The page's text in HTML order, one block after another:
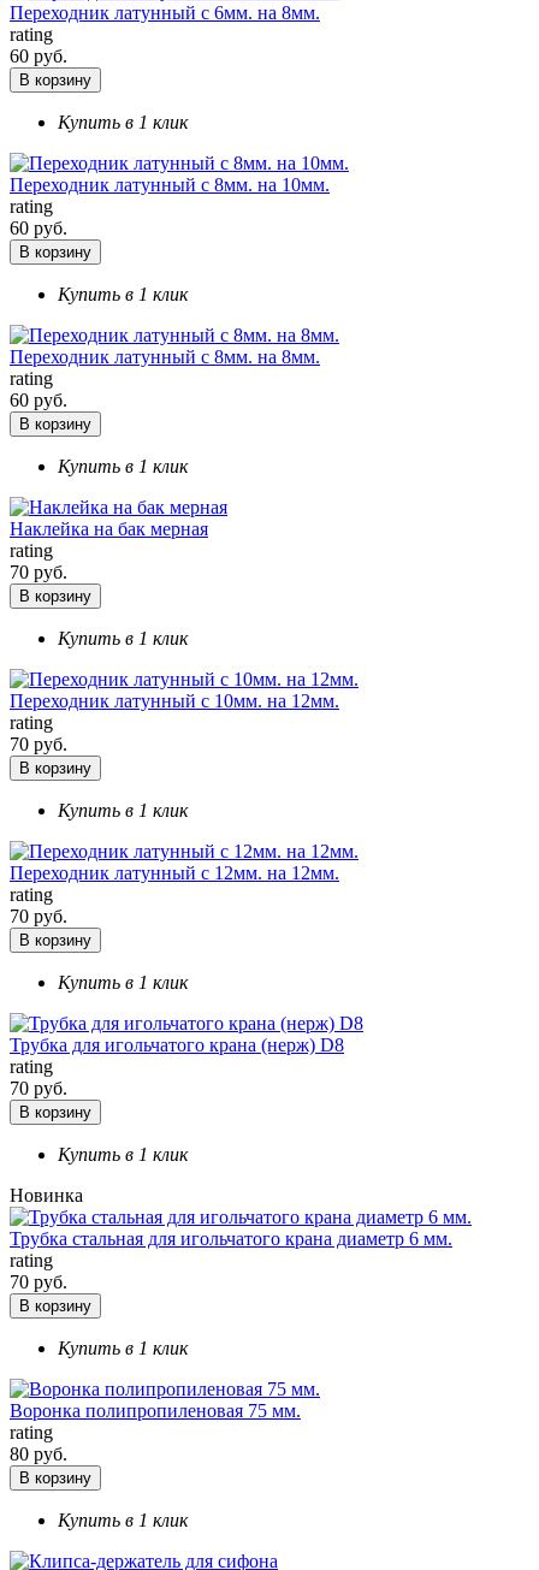
Переходник латунный с 6мм. на 8мм.
rating
60 руб.
В корзину
Купить в 1 клик
Переходник латунный с 8мм. на 10мм.
rating
60 руб.
В корзину
Купить в 1 клик
Переходник латунный с 8мм. на 8мм.
rating
60 руб.
В корзину
Купить в 1 клик
Наклейка на бак мерная
rating
70 руб.
В корзину
Купить в 1 клик
Переходник латунный с 10мм. на 12мм.
rating
70 руб.
В корзину
Купить в 1 клик
Переходник латунный с 12мм. на 12мм.
rating
70 руб.
В корзину
Купить в 1 клик
Трубка для игольчатого крана (нерж) D8
rating
70 руб.
В корзину
Купить в 1 клик
Новинка
Трубка стальная для игольчатого крана диаметр 6 мм.
rating
70 руб.
В корзину
Купить в 1 клик
Воронка полипропиленовая 75 мм.
rating
80 руб.
В корзину
Купить в 1 клик